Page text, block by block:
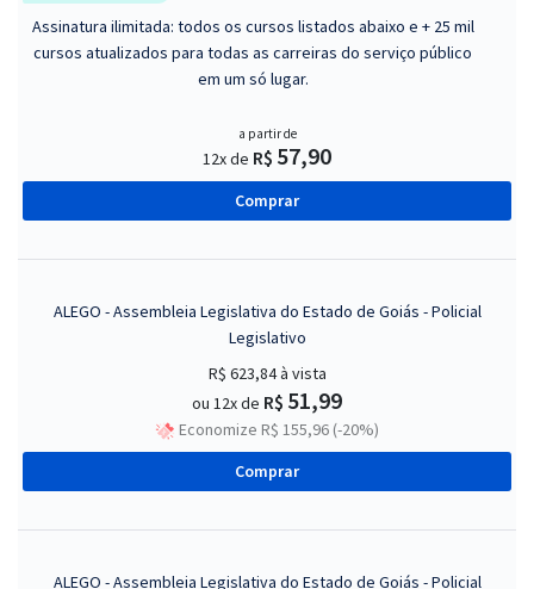
Assinatura ilimitada: todos os cursos listados abaixo e + 25 mil
cursos atualizados para todas as carreiras do serviço público
em um só lugar.
a partir de
12x de R$ 57,90
Comprar
ALEGO - Assembleia Legislativa do Estado de Goiás - Policial
Legislativo
R$ 623,84à vista
ou 12x de R$ 51,99
Economize R$ 155,96 (-20%)
Comprar
ALEGO - Assembleia Legislativa do Estado de Goiás - Policial